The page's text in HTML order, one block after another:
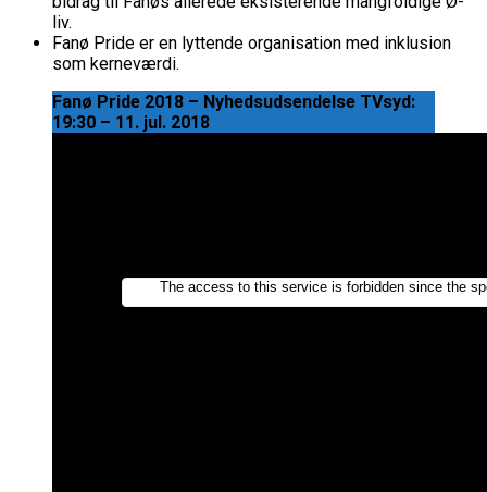
liv.
Fanø Pride er en lyttende organisation med inklusion
som kerneværdi.
Fanø Pride 2018 – Nyhedsudsendelse TVsyd:
19:30 – 11. jul. 2018